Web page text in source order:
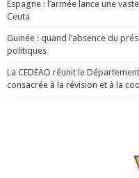
Espagne : l’armée lance une
Ceuta
Guinée : quand l’absence du
politiques
La CEDEAO réunit le
consacrée à la révision et à la